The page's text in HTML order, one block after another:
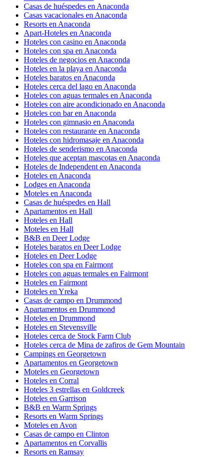
Casas de huéspedes en Anaconda
Casas vacacionales en Anaconda
Resorts en Anaconda
Apart-Hoteles en Anaconda
Hoteles con casino en Anaconda
Hoteles con spa en Anaconda
Hoteles de negocios en Anaconda
Hoteles en la playa en Anaconda
Hoteles baratos en Anaconda
Hoteles cerca del lago en Anaconda
Hoteles con aguas termales en Anaconda
Hoteles con aire acondicionado en Anaconda
Hoteles con bar en Anaconda
Hoteles con gimnasio en Anaconda
Hoteles con restaurante en Anaconda
Hoteles con hidromasaje en Anaconda
Hoteles de senderismo en Anaconda
Hoteles que aceptan mascotas en Anaconda
Hoteles de Independent en Anaconda
Hoteles en Anaconda
Lodges en Anaconda
Moteles en Anaconda
Casas de huéspedes en Hall
Apartamentos en Hall
Hoteles en Hall
Moteles en Hall
B&B en Deer Lodge
Hoteles baratos en Deer Lodge
Hoteles en Deer Lodge
Hoteles con spa en Fairmont
Hoteles con aguas termales en Fairmont
Hoteles en Fairmont
Hoteles en Yreka
Casas de campo en Drummond
Apartamentos en Drummond
Hoteles en Drummond
Hoteles en Stevensville
Hoteles cerca de Stock Farm Club
Hoteles cerca de Mina de zafiros de Gem Mountain
Campings en Georgetown
Apartamentos en Georgetown
Moteles en Georgetown
Hoteles en Corral
Hoteles 3 estrellas en Goldcreek
Hoteles en Garrison
B&B en Warm Springs
Resorts en Warm Springs
Moteles en Avon
Casas de campo en Clinton
Apartamentos en Corvallis
Resorts en Ramsay